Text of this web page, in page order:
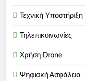
Τεχνική Υποστήριξη
Τηλεπικοινωνίες
Χρήση Drone
Ψηφιακή Ασφάλεια